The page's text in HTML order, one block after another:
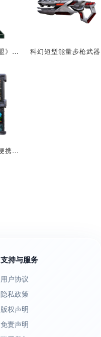
电影《复仇者联盟》中的武器：无限手套 科幻短型能量步枪武器
科幻军事手提箱便携电脑
支持与服务
用户协议
隐私政策
版权声明
免责声明